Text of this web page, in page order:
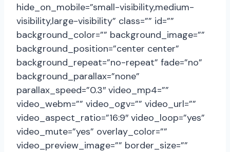
hide_on_mobile=”small-visibility,medium-
visibility,large-visibility” class=”” id=””
background_color=”” background_image=””
background_position=”center center”
background_repeat=”no-repeat” fade=”no”
background_parallax=”none”
parallax_speed=”0.3″ video_mp4=””
video_webm=”” video_ogv=”” video_url=””
video_aspect_ratio=”16:9″ video_loop=”yes”
video_mute=”yes” overlay_color=””
video_preview_image=”” border_size=””